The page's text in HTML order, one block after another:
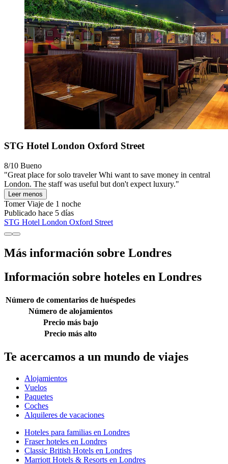
STG Hotel London Oxford Street
8/10 Bueno
"Great place for solo traveler Whi want to save money in central
London. The staff was useful but don't expect luxury."
Leer menos
TomerViaje de 1 noche
Publicado hace 5 días
STG Hotel London Oxford Street
Más información sobre Londres
Información sobre hoteles en Londres
Número de comentarios de huéspedes
Número de alojamientos
Precio más bajo
Precio más alto
Te acercamos a un mundo de viajes
Alojamientos
Vuelos
Paquetes
Coches
Alquileres de vacaciones
Hoteles para familias en Londres
Fraser hoteles en Londres
Classic British Hotels en Londres
Marriott Hotels & Resorts en Londres